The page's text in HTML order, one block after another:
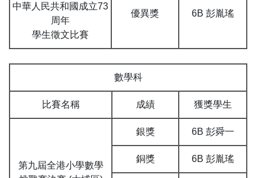
中華人民共和國成立73
周年
學生徵文比賽
優異獎 6B 彭胤瑤
數學科
比賽名稱 成績 獲獎學生
第九屆全港小學數學
銀獎 6B 彭舜一
銅獎 6B 彭胤瑤